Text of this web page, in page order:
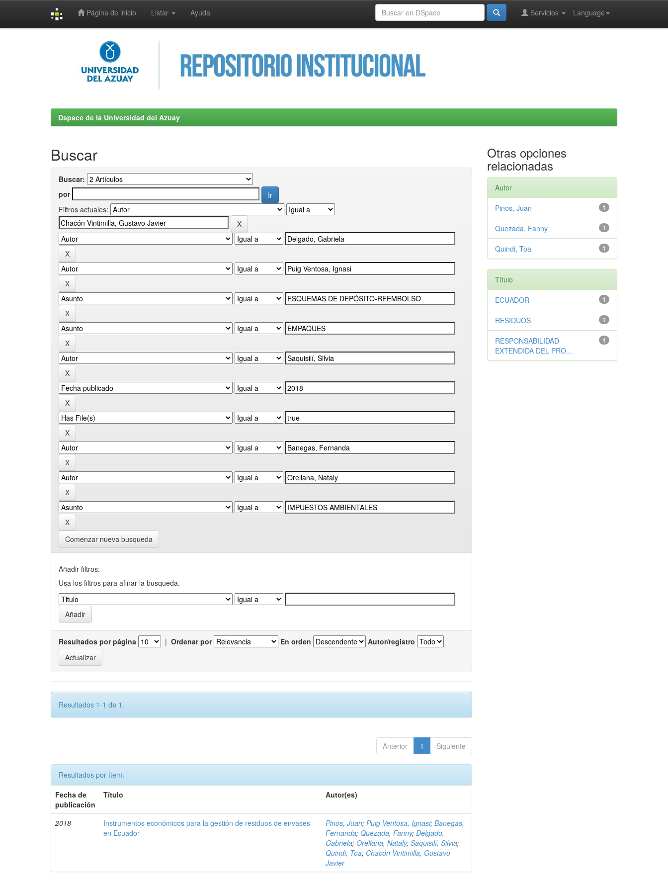
Página de inicio Listar Ayuda Language
Servicios
Dspace de la Universidad del Azuay
Buscar
Buscar:
por
Filtros actuales:
Comenzar nueva busqueda
Añadir filtros:
Usa los filtros para afinar la busqueda.
Resultados por página | Ordenar por En orden Autor/registro
Resultados 1-1 de 1.
Anterior 1 Siguiente
Resultados por ítem:
Fecha de
publicación
Título Autor(es)
2018
Instrumentos económicos para la gestión de residuos de envases
en Ecuador
Pinos, Juan;Puig Ventosa, Ignasi;Banegas,
Fernanda;Quezada, Fanny;Delgado,
Gabriela;Orellana, Nataly;Saquisilí, Silvia;
Quindi, Toa; Chacón Vintimilla, Gustavo
Javier
Otras opciones
relacionadas
Autor
1
Pinos, Juan
1
Quezada, Fanny
1
Quindi, Toa
Título
1
ECUADOR
1
RESIDUOS
1
RESPONSABILIDAD
EXTENDIDA DEL PRO...